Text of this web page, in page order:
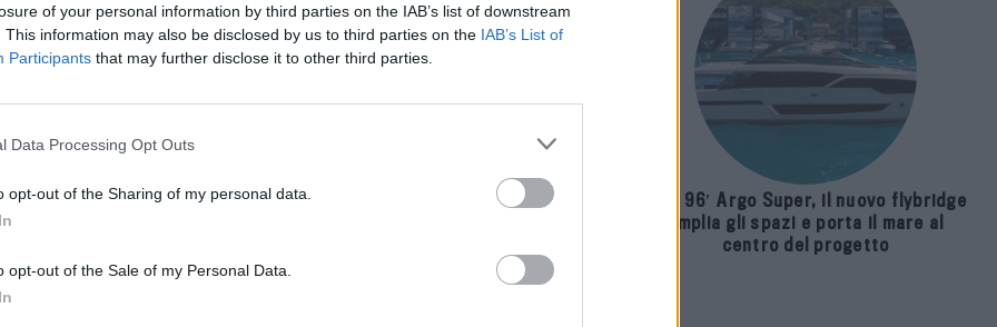
of your personal information by third parties on the IAB’s list of downstream
This information may also be disclosed by us to third parties on the IAB’s List of
Participants that may further disclose it to other third parties.
Data Processing Opt Outs
opt-out of the Sharing of my personal data.
opt-out of the Sale of my Personal Data.
km/h. Con un’autonomia di circa 560 km, il velivolo
un serbatoio opzionale, che estende la gamma fino a
l’insegnamento ai nostri artigiani delle
a mano. –
dichiara
talentuoso
150 colori disponibili) e una cabina di pilotaggio
dal modello di cucitura dei sedili fino alla
Riva 96′ Argo Super, il nuovo flybridge
amplia gli spazi e porta il mare al
centro del progetto